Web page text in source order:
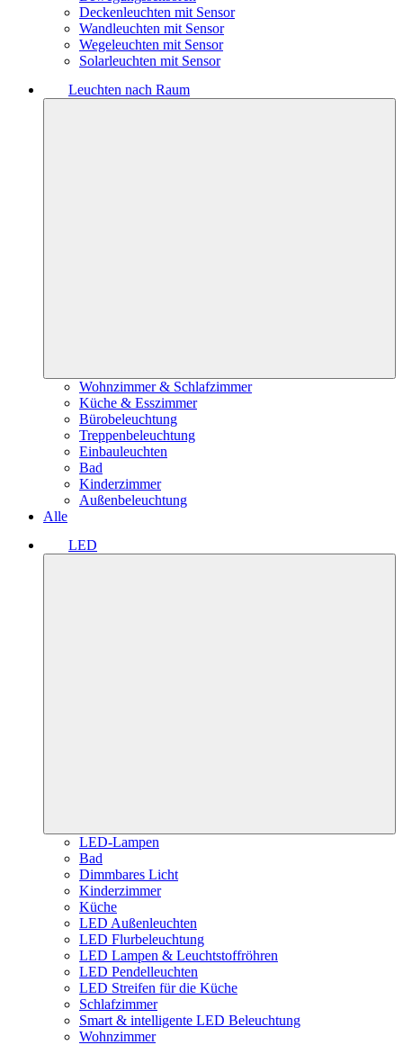
Deckenleuchten mit Sensor
Wandleuchten mit Sensor
Wegeleuchten mit Sensor
Solarleuchten mit Sensor
Leuchten nach Raum
Wohnzimmer & Schlafzimmer
Küche & Esszimmer
Bürobeleuchtung
Treppenbeleuchtung
Einbauleuchten
Bad
Kinderzimmer
Außenbeleuchtung
Alle
LED
LED-Lampen
Bad
Dimmbares Licht
Kinderzimmer
Küche
LED Außenleuchten
LED Flurbeleuchtung
LED Lampen & Leuchtstoffröhren
LED Pendelleuchten
LED Streifen für die Küche
Schlafzimmer
Smart & intelligente LED Beleuchtung
Wohnzimmer